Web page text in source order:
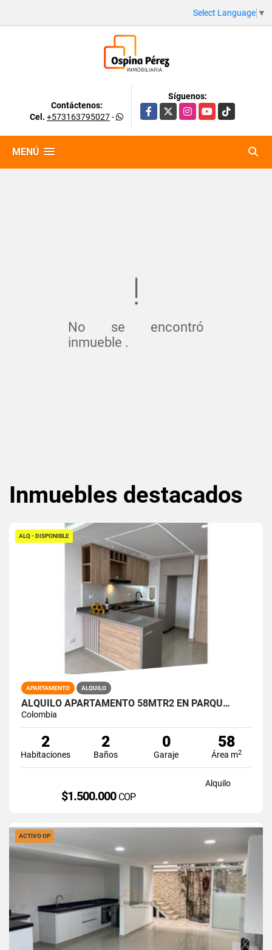
Select Language ▼
Contáctenos:
Cel. +573163795027-
Síguenos:
Facebook
X InstagramYouTubeTikTok
MENÚ
No se encontró
inmueble .
Inmuebles destacados
ALQ - DISPONIBLE
APARTAMENTO ALQUILO
ALQUILO APARTAMENTO 58MTR2 EN PARQU…
Colombia
2
Habitaciones
2
Baños
0
Garaje
58
Área m2
Alquilo
$1.500.000 COP
ACTIVO OP